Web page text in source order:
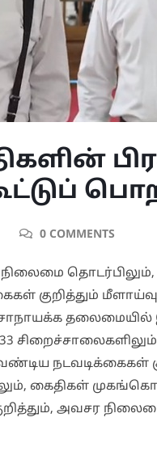
0 COMMENTS
தொடர்பிலும்,
குறித்தும்
நடவடிக்கைகள்
கைதிகள்
அவசர